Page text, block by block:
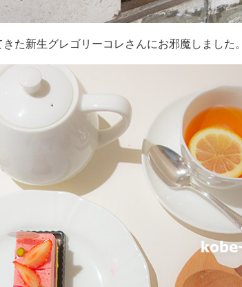
た新生グレゴリーコレさんにお邪魔しました。